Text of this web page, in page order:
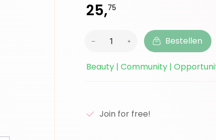
25,75
Bestellen
Beauty | Community |
Join for free!